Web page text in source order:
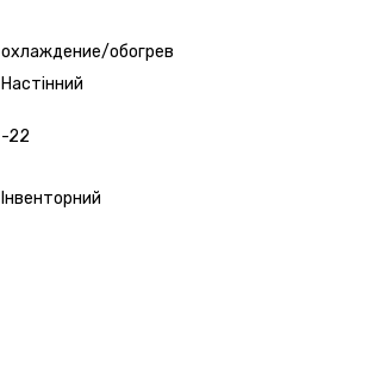
охлаждение/обогрев
Настінний
-22
Інвенторний